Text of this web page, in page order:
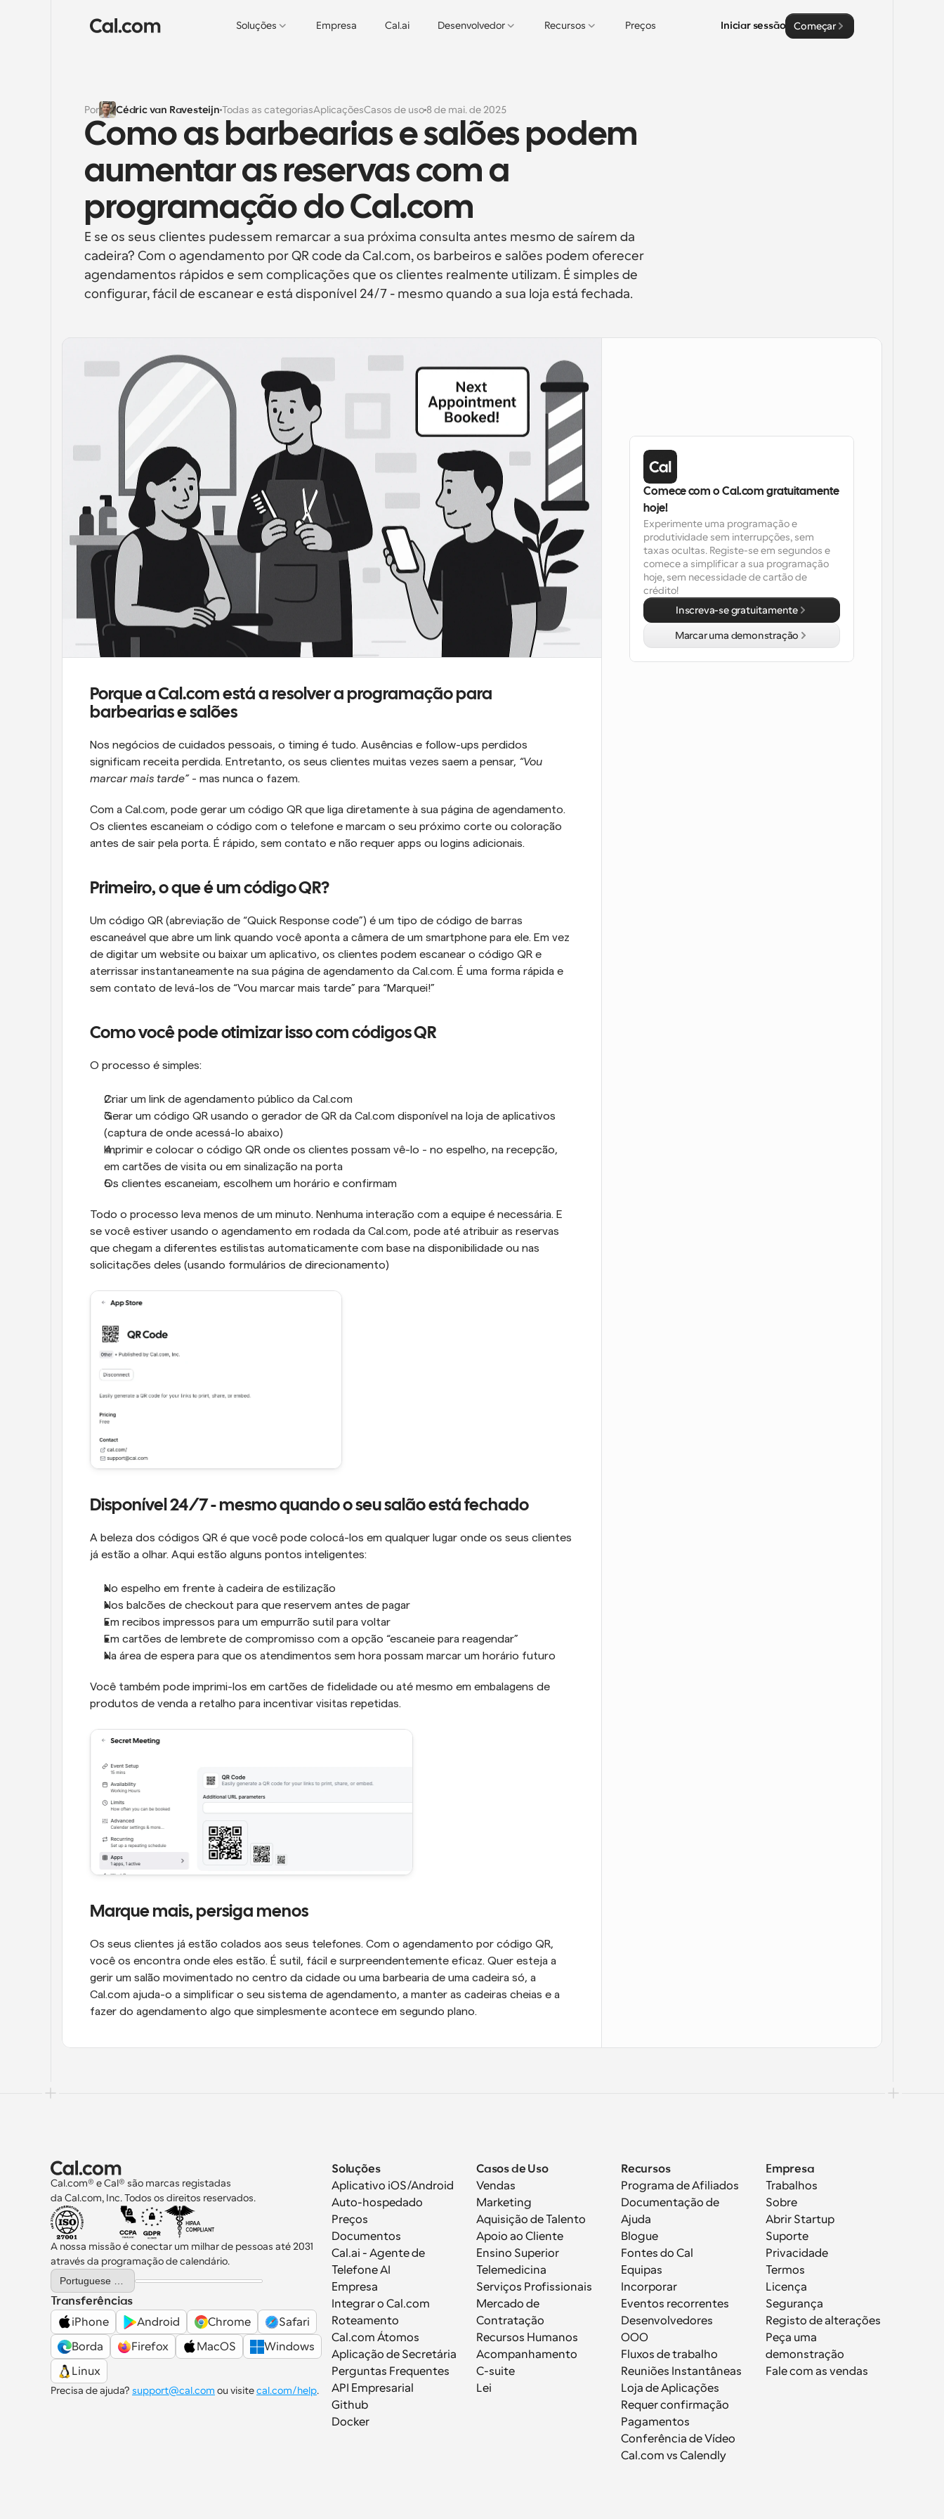
Soluções Empresa Cal.ai Desenvolvedor Recursos Preços Iniciar sessão Começar
Por Cédric van Ravesteijn Todas as categoriasAplicaçõesCasos de uso8 de mai. de 2025
Como as barbearias e salões podem
aumentar as reservas com a
programação do Cal.com
E se os seus clientes pudessem remarcar a sua próxima consulta antes mesmo de saírem da
cadeira? Com o agendamento por QR code da Cal.com, os barbeiros e salões podem oferecer
agendamentos rápidos e sem complicações que os clientes realmente utilizam. É simples de
configurar, fácil de escanear e está disponível 24/7 - mesmo quando a sua loja está fechada.
Porque a Cal.com está a resolver a programação para
barbearias e salões
Nos negócios de cuidados pessoais, o timing é tudo. Ausências e follow-ups perdidos
significam receita perdida. Entretanto, os seus clientes muitas vezes saem a pensar, “Vou
marcar mais tarde” - mas nunca o fazem.
Com a Cal.com, pode gerar um código QR que liga diretamente à sua página de agendamento.
Os clientes escaneiam o código com o telefone e marcam o seu próximo corte ou coloração
antes de sair pela porta. É rápido, sem contato e não requer apps ou logins adicionais.
Primeiro, o que é um código QR?
Um código QR (abreviação de “Quick Response code”) é um tipo de código de barras
escaneável que abre um link quando você aponta a câmera de um smartphone para ele. Em vez
de digitar um website ou baixar um aplicativo, os clientes podem escanear o código QR e
aterrissar instantaneamente na sua página de agendamento da Cal.com. É uma forma rápida e
sem contato de levá-los de “Vou marcar mais tarde” para “Marquei!”
Como você pode otimizar isso com códigos QR
O processo é simples:
Criar um link de agendamento público da Cal.com
Gerar um código QR usando o gerador de QR da Cal.com disponível na loja de aplicativos
(captura de onde acessá-lo abaixo)
Imprimir e colocar o código QR onde os clientes possam vê-lo - no espelho, na recepção,
em cartões de visita ou em sinalização na porta
Os clientes escaneiam, escolhem um horário e confirmam
Todo o processo leva menos de um minuto. Nenhuma interação com a equipe é necessária. E
se você estiver usando o agendamento em rodada da Cal.com, pode até atribuir as reservas
que chegam a diferentes estilistas automaticamente com base na disponibilidade ou nas
solicitações deles (usando formulários de direcionamento)
Disponível 24/7 - mesmo quando o seu salão está fechado
A beleza dos códigos QR é que você pode colocá-los em qualquer lugar onde os seus clientes
já estão a olhar. Aqui estão alguns pontos inteligentes:
No espelho em frente à cadeira de estilização
Nos balcões de checkout para que reservem antes de pagar
Em recibos impressos para um empurrão sutil para voltar
Em cartões de lembrete de compromisso com a opção “escaneie para reagendar”
Na área de espera para que os atendimentos sem hora possam marcar um horário futuro
Você também pode imprimi-los em cartões de fidelidade ou até mesmo em embalagens de
produtos de venda a retalho para incentivar visitas repetidas.
Marque mais, persiga menos
Os seus clientes já estão colados aos seus telefones. Com o agendamento por código QR,
você os encontra onde eles estão. É sutil, fácil e surpreendentemente eficaz. Quer esteja a
gerir um salão movimentado no centro da cidade ou uma barbearia de uma cadeira só, a
Cal.com ajuda-o a simplificar o seu sistema de agendamento, a manter as cadeiras cheias e a
fazer do agendamento algo que simplesmente acontece em segundo plano.
Comece com o Cal.com gratuitamente
hoje!
Experimente uma programação e
produtividade sem interrupções, sem
taxas ocultas. Registe-se em segundos e
comece a simplificar a sua programação
hoje, sem necessidade de cartão de
crédito!
Inscreva-se gratuitamente
Marcar uma demonstração
Cal.com® e Cal® são marcas registadas
da Cal.com, Inc. Todos os direitos reservados.
A nossa missão é conectar um milhar de pessoas até 2031
através da programação de calendário.
Select Language
Transferências
iPhone
Android Chrome
Safari
Borda
Firefox MacOS
Windows
Linux
Precisa de ajuda? support@cal.com ou visite cal.com/help.
Soluções
Aplicativo iOS/Android
Auto-hospedado
Preços
Documentos
Cal.ai - Agente de
Telefone AI
Empresa
Integrar o Cal.com
Roteamento
Cal.com Átomos
Aplicação de Secretária
Perguntas Frequentes
API Empresarial
Github
Docker
Casos de Uso
Vendas
Marketing
Aquisição de Talento
Apoio ao Cliente
Ensino Superior
Telemedicina
Serviços Profissionais
Mercado de
Contratação
Recursos Humanos
Acompanhamento
C-suite
Lei
Recursos
Programa de Afiliados
Documentação de
Ajuda
Blogue
Fontes do Cal
Equipas
Incorporar
Eventos recorrentes
Desenvolvedores
OOO
Fluxos de trabalho
Reuniões Instantâneas
Loja de Aplicações
Requer confirmação
Pagamentos
Conferência de Vídeo
Cal.com vs Calendly
Empresa
Trabalhos
Sobre
Abrir Startup
Suporte
Privacidade
Termos
Licença
Segurança
Registo de alterações
Peça uma
demonstração
Fale com as vendas